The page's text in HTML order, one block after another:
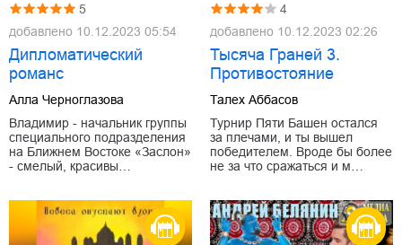
5
добавлено 10.12.2023 05:54
Дипломатический
романс
Алла Черноглазова
Владимир - начальник группы
специального подразделения
на Ближнем Востоке «Заслон»
- смелый, красивы…
4
добавлено 10.12.2023 02:26
Тысяча Граней 3.
Противостояние
Талех Аббасов
Турнир Пяти Башен остался
за плечами, и ты вышел
победителем. Вроде бы более
не за что сражаться и м…